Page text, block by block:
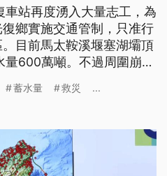
站再度湧入大量志工，為
鄉實施交通管制，只准行
目前馬太鞍溪堰塞湖壩頂
600萬噸。不過周圍崩塌
蓄水量 救災 ...